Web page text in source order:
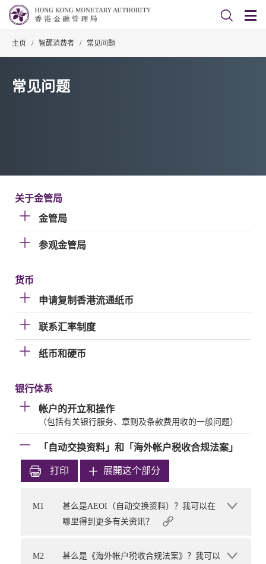
主页 / 智醒消费者 / 常见问题
常见问题
关于金管局
金管局
参观金管局
货币
申请复制香港流通纸币
联系汇率制度
纸币和硬币
银行体系
帐户的开立和操作
（包括有关银行服务、章则及条款费用收的一般问题）
「自动交换资料」和「海外帐户税收合规法案」
打印 展開这个部分
M1
甚么是AEOI（自动交换资料）？我可以在
哪里得到更多有关资讯？
M2
甚么是《海外帐户税收合规法案》？我可以